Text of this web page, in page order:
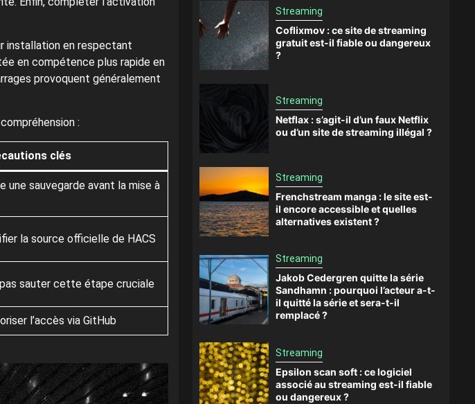
installation en respectant
en compétence plus rapide en
provoquent généralement
:
clés
une sauvegarde avant la mise à
la source officielle de HACS
sauter cette étape cruciale
l’accès via GitHub
Streaming
Coflixmov : ce site de streaming
gratuit est-il fiable ou dangereux
?
Streaming
Netflax : s’agit-il d’un faux Netflix
ou d’un site de streaming illégal ?
Streaming
Frenchstream manga : le site est-
il encore accessible et quelles
alternatives existent ?
Streaming
Jakob Cedergren quitte la série
Sandhamn : pourquoi l’acteur a-t-
il quitté la série et sera-t-il
remplacé ?
Streaming
Epsilon scan soft : ce logiciel
associé au streaming est-il fiable
ou dangereux ?